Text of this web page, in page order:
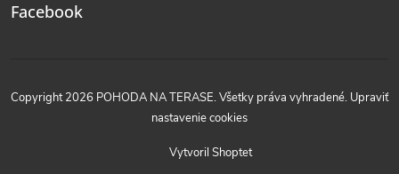
Facebook
Vytvoril Shoptet
Copyright 2026 POHODA NA TERASE. Všetky práva vyhradené. Upraviť
nastavenie cookies